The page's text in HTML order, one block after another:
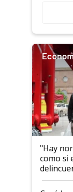
"Hay
como si
al
habló